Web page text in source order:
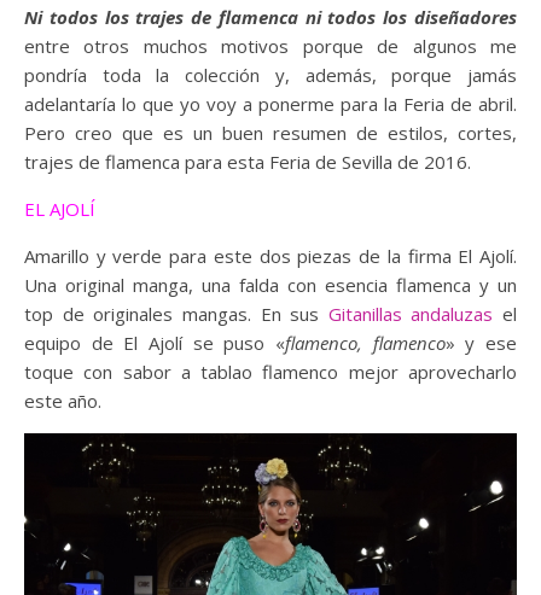
Ni todos los trajes de flamenca ni todos los diseñadores
entre otros muchos motivos porque de algunos me
pondría toda la colección y, además, porque jamás
adelantaría lo que yo voy a ponerme para la Feria de abril.
Pero creo que es un buen resumen de estilos, cortes,
trajes de flamenca para esta Feria de Sevilla de 2016.
EL AJOLÍ
Amarillo y verde para este dos piezas de la firma El Ajolí.
Una original manga, una falda con esencia flamenca y un
top de originales mangas. En sus Gitanillas andaluzas el
equipo de El Ajolí se puso «flamenco, flamenco» y ese
toque con sabor a tablao flamenco mejor aprovecharlo
este año.